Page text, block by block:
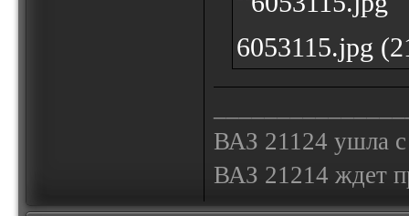
6053115.jpg
ВАЗ 21124 ушла
ВАЗ 21214 ждет